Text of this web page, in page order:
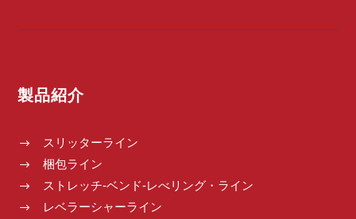
製品紹介
$ スリッターライン
$ 梱包ライン
$ ストレッチ-ベンド-レべリング・ライン
$ レベラーシャーライン